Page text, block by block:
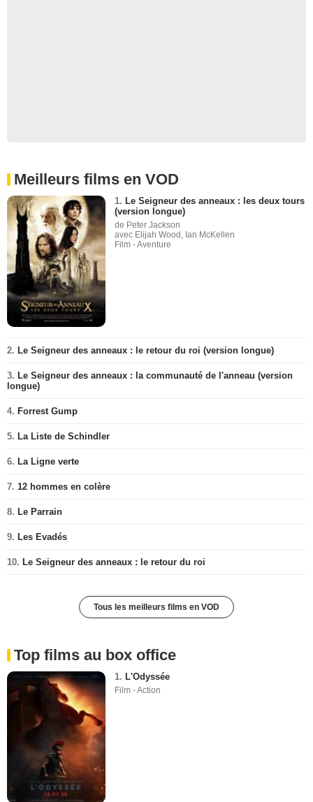
Meilleurs films en VOD
1. Le Seigneur des anneaux : les deux tours
(version longue)
de Peter Jackson
avec Elijah Wood, Ian McKellen
Film - Aventure
2. Le Seigneur des anneaux : le retour du roi (version longue)
3. Le Seigneur des anneaux : la communauté de l'anneau (version
longue)
4. Forrest Gump
5. La Liste de Schindler
6. La Ligne verte
7. 12 hommes en colère
8. Le Parrain
9. Les Evadés
10. Le Seigneur des anneaux : le retour du roi
Tous les meilleurs films en VOD
Top films au box office
1. L'Odyssée
Film - Action